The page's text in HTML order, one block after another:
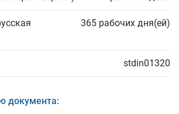
365 рабочих дня(ей)
stdin01320
документа: